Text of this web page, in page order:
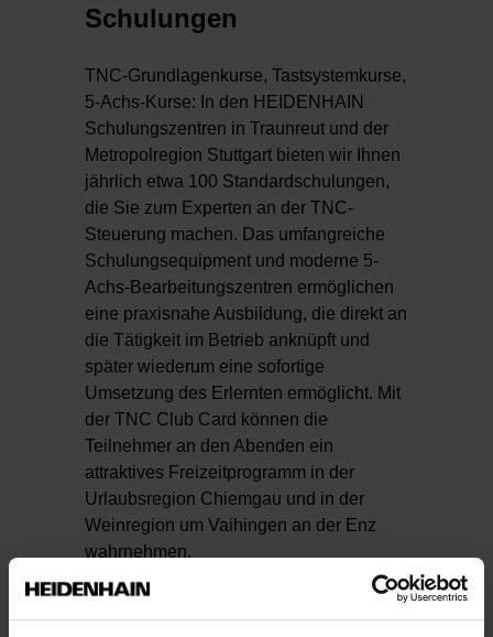
Schulungen
TNC-Grundlagenkurse, Tastsystemkurse,
5-Achs-Kurse: In den HEIDENHAIN
Schulungszentren in Traunreut und der
Metropolregion Stuttgart bieten wir Ihnen
jährlich etwa 100 Standardschulungen,
die Sie zum Experten an der TNC-
Steuerung machen. Das umfangreiche
Schulungsequipment und moderne 5-
Achs-Bearbeitungszentren ermöglichen
eine praxisnahe Ausbildung, die direkt an
die Tätigkeit im Betrieb anknüpft und
später wiederum eine sofortige
Umsetzung des Erlernten ermöglicht. Mit
der TNC Club Card können die
Teilnehmer an den Abenden ein
attraktives Freizeitprogramm in der
Urlaubsregion Chiemgau und in der
Weinregion um Vaihingen an der Enz
wahrnehmen.